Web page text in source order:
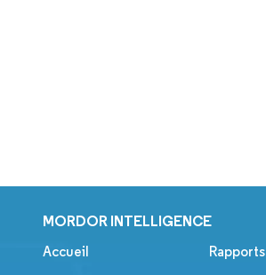
MORDOR INTELLIGENCE
Accueil Rapports